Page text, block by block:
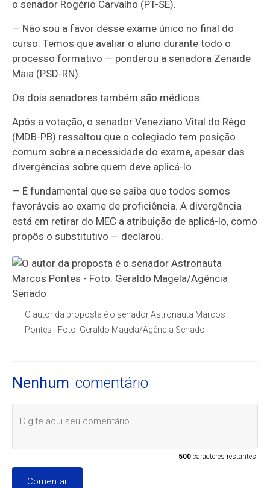
o senador Rogério Carvalho (PT-SE).
— Não sou a favor desse exame único no final do
curso. Temos que avaliar o aluno durante todo o
processo formativo — ponderou a senadora Zenaide
Maia (PSD-RN).
Os dois senadores também são médicos.
Após a votação, o senador Veneziano Vital do Rêgo
(MDB-PB) ressaltou que o colegiado tem posição
comum sobre a necessidade do exame, apesar das
divergências sobre quem deve aplicá-lo.
— É fundamental que se saiba que todos somos
favoráveis ao exame de proficiência. A divergência
está em retirar do MEC a atribuição de aplicá-lo, como
propôs o substitutivo — declarou.
O autor da proposta é o senador Astronauta Marcos
Pontes - Foto: Geraldo Magela/Agência Senado
Nenhum comentário
500caracteres restantes.
Comentar